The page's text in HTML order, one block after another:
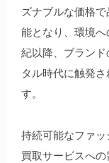
ズナブルな価格
能となり、環境
紀以降、ブラン
タル時代に触発
す。
持続可能なファ
買取サービスへ